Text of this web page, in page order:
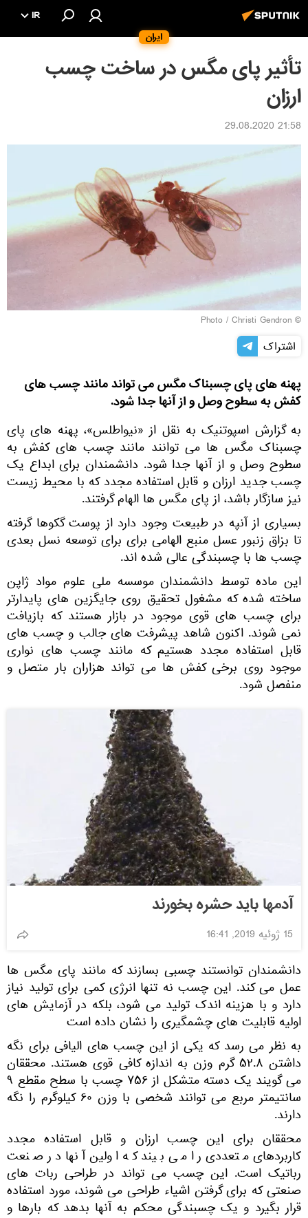
ایران
IR
تأثیر پای مگس در ساخت چسب
ارزان
21:58 29.08.2020
© Photo / Christi Gendron
اشتراک
پهنه های پای چسبناک مگس می تواند مانند چسب های
کفش به سطوح وصل و از آنها جدا شود.
به گزارش اسپوتنیک به نقل از «نیواطلس»، پهنه های پای
چسبناک مگس ها می توانند مانند چسب های کفش به
سطوح وصل و از آنها جدا شود. دانشمندان برای ابداع یک
چسب جدید ارزان و قابل استفاده مجدد که با محیط زیست
نیز سازگار باشد، از پای مگس ها الهام گرفتند.
بسیاری از آنپه در طبیعت وجود دارد از پوست گکوها گرفته
تا بزاق زنبور عسل منبع الهامی برای برای توسعه نسل بعدی
چسب ها با چسبندگی عالی شده اند.
این ماده توسط دانشمندان موسسه ملی علوم مواد ژاپن
ساخته شده که مشغول تحقیق روی جایگزین های پایدارتر
برای چسب های قوی موجود در بازار هستند که بازیافت
نمی شوند. اکنون شاهد پیشرفت های جالب و چسب های
قابل استفاده مجدد هستیم که مانند چسب های نواری
موجود روی برخی کفش ها می تواند هزاران بار متصل و
منفصل شود.
آدمها باید حشره بخورند
15 ژوئیه 2019, 16:41
دانشمندان توانستند چسبی بسازند که مانند پای مگس ها
عمل می کند. این چسب نه تنها انرژی کمی برای تولید نیاز
دارد و با هزینه اندک تولید می شود، بلکه در آزمایش های
اولیه قابلیت های چشمگیری را نشان داده است
به نظر می رسد که یکی از این چسب های الیافی برای نگه
داشتن ۵۲.۸ گرم وزن به اندازه کافی قوی هستند. محققان
می گویند یک دسته متشکل از ۷۵۶ چسب با سطح مقطع ۹
سانتیمتر مربع می توانند شخصی با وزن ۶۰ کیلوگرم را نگه
دارند.
محققان برای این چسب ارزان و قابل استفاده مجدد
کاربردهای متعددی را می بیند که اولین آنها در صنعت
رباتیک است. این چسب می تواند در طراحی ربات های
صنعتی که برای گرفتن اشیاء طراحی می شوند، مورد استفاده
قرار بگیرد و یک چسبندگی محکم به آنها بدهد که بارها و